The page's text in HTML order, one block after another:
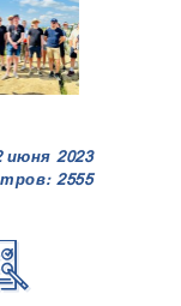
июня 2023
2555